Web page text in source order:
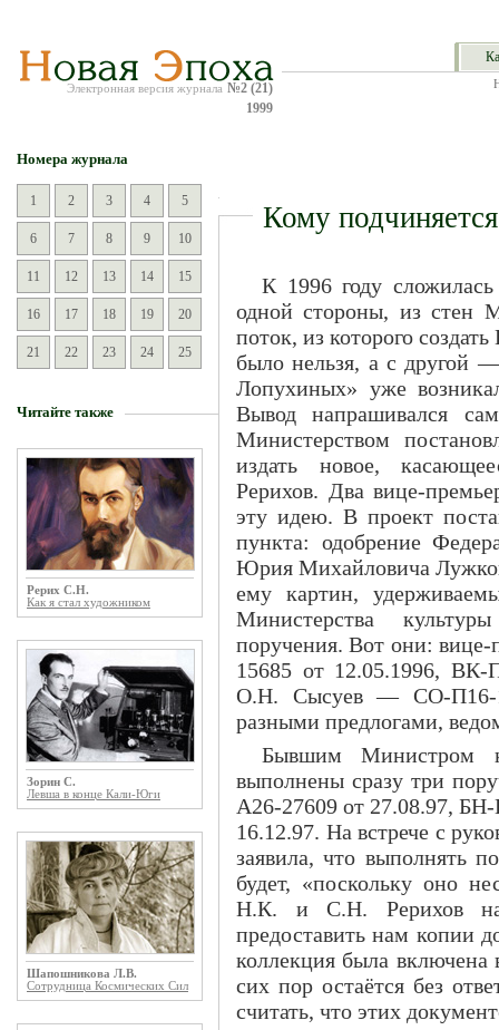
Электронная версия журнала №2 (21)
1999
Номера журнала
1 2 3 4 5
6 7 8 9 10
11 12 13 14 15
16 17 18 19 20
21 22 23 24 25
Читайте также
Рерих С.Н.
Как я стал художником
Зорин С.
Левша в конце Кали-Юги
Шапошникова Л.В.
Сотрудница Космических Сил
Кому
К 1996 году сложилась
одной стороны, из стен
поток, из которого
было нельзя, а с другой
Лопухиных» уже
Вывод напрашивался
Министерством
издать новое,
Рерихов. Два вице-
эту идею. В проект
пункта: одобрение
Юрия Михайловича
ему картин,
Министерства
поручения. Вот они:
15685 от 12.05.1996, ВК-
О.Н. Сысуев — СО-П16-
разными предлогами,
Бывшим Министром
выполнены сразу три
А26-27609 от 27.08.97,
16.12.97. На встрече с
заявила, что выполнять
будет, «поскольку оно
Н.К. и С.Н. Рерихов
предоставить нам копии
коллекция была
сих пор остаётся без
считать, что этих